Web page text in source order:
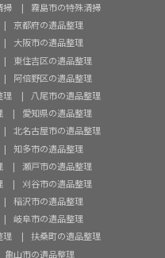
掃
霧島市の特殊清掃
京都府の遺品整理
大阪市の遺品整理
東住吉区の遺品整理
阿倍野区の遺品整理
理
八尾市の遺品整理
愛知県の遺品整理
北名古屋市の遺品整理
知多市の遺品整理
瀬戸市の遺品整理
刈谷市の遺品整理
稲沢市の遺品整理
岐阜市の遺品整理
理
扶桑町の遺品整理
亀山市の遺品整理